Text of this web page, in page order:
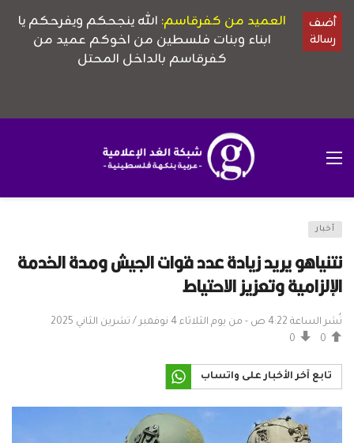
أخبار
نتنياهو يريد زيادة عدد قوات الجيش ومدة الخدمة
الإلزامية وتعزيز الاحتياط
نُشر الساعة 4:22 ص - من يوم الثلاثاء 4 نوفمبر / تشرين الثاني 2025
0
0
تابع آخر الأخبار على واتساب